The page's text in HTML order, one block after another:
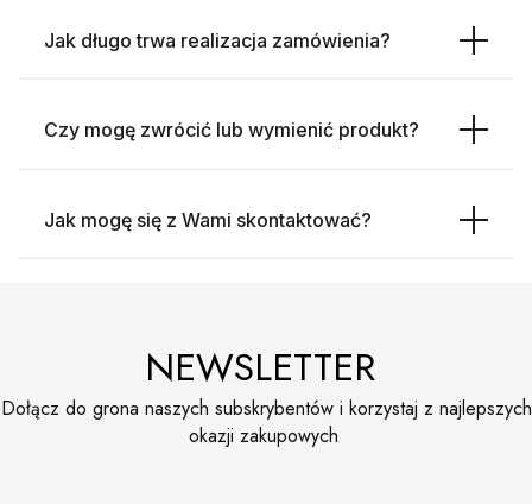
Jak długo trwa realizacja zamówienia?
Czy mogę zwrócić lub wymienić produkt?
Jak mogę się z Wami skontaktować?
NEWSLETTER
Dołącz do grona naszych subskrybentów i korzystaj z najlepszych
okazji zakupowych